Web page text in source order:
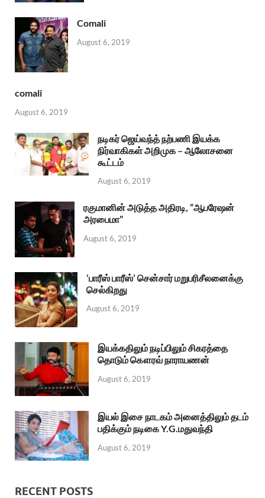
Comali
August 6, 2019
comali
August 6, 2019
நடிகர் ஜெய்வந்த் நற்பணி இயக்க
நிர்வாகிகள் அறிமுக – ஆலோசனை
கூட்டம்
August 6, 2019
ரகுமானின் அடுத்த அதிரடி, “ஆபரேஷன்
அரபைமா”
August 6, 2019
‘பாரீஸ் பாரீஸ்’ சென்சார் மறுபரிசீலனைக்கு
செல்கிறது
August 6, 2019
இயக்கதிலும் நடிப்பிலும் சிகரத்தை
தொடும் கௌரவ் நாராயணன்
August 6, 2019
இயல் இசை நாடகம் அனைத்திலும் தடம்
பதிக்கும் நடிகை Y.G.மதுவந்தி
August 6, 2019
RECENT POSTS